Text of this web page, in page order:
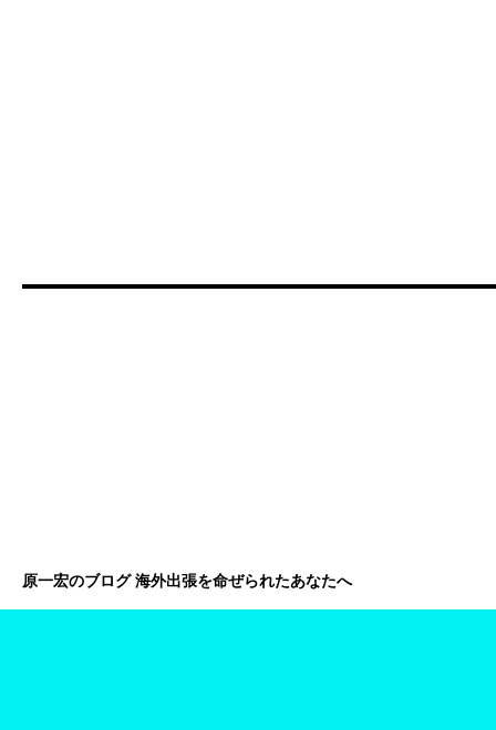
原一宏のブログ 海外出張を命ぜられたあなたへ